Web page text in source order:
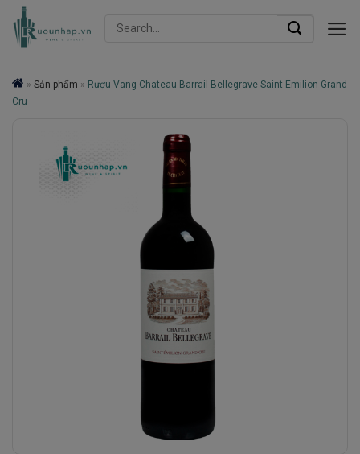
Skip
Search
» Sản phẩm » Rượu Vang Chateau Barrail Bellegrave Saint Emilion Grand
Cru